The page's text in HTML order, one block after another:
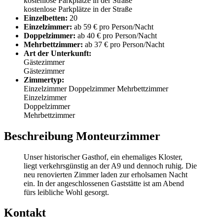
kostenlose Parkplätze in der Straße
Einzelbetten: 20
Einzelzimmer: ab 59 € pro Person/Nacht
Doppelzimmer: ab 40 € pro Person/Nacht
Mehrbettzimmer: ab 37 € pro Person/Nacht
Art der Unterkunft:
Gästezimmer
Gästezimmer
Zimmertyp:
EinzelzimmerDoppelzimmerMehrbettzimmer
Einzelzimmer
Doppelzimmer
Mehrbettzimmer
Beschreibung Monteurzimmer
Unser historischer Gasthof, ein ehemaliges Kloster,
liegt verkehrsgünstig an der A9 und dennoch ruhig. Die
neu renovierten Zimmer laden zur erholsamen Nacht
ein. In der angeschlossenen Gaststätte ist am Abend
fürs leibliche Wohl gesorgt.
Kontakt